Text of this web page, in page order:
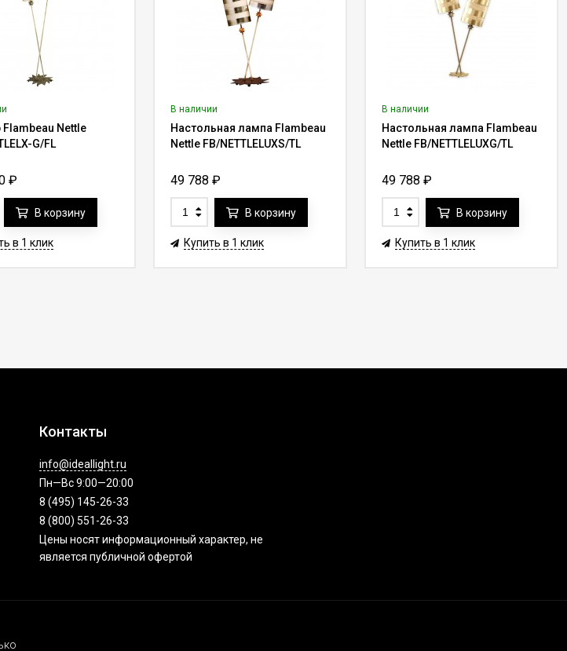
Nettle
G/FL
₽
В корзину
в 1 клик
В наличии
Настольная лампа Flambeau
Nettle FB/NETTLELUXS/TL
49 788₽
В корзину
Купить в 1 клик
В наличии
Настольная лампа Flambeau
Nettle FB/NETTLELUXG/TL
49 788₽
В корзину
Купить в 1 клик
Контакты
info@ideallight.ru
Пн—Вс 9:00—20:00
8 (495) 145-26-33
8 (800) 551-26-33
Цены носят информационный характер, не
является публичной офертой